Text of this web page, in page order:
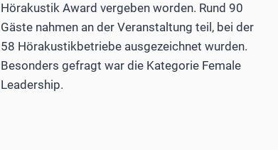
Hörakustik Award vergeben worden. Rund 90
Gäste nahmen an der Veranstaltung teil, bei der
58 Hörakustikbetriebe ausgezeichnet wurden.
Besonders gefragt war die Kategorie Female
Leadership.